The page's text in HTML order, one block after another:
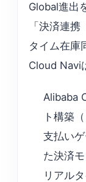
Global進出
「決済連
タイム在庫
Cloud Navi
Alibaba
ト構築
支払い
た決済
リアル